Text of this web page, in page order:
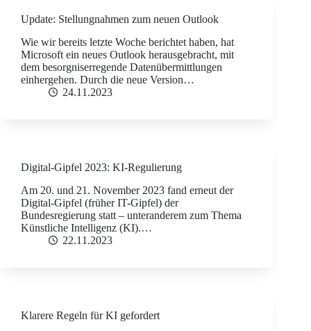
Update: Stellungnahmen zum neuen Outlook
Wie wir bereits letzte Woche berichtet haben, hat
Microsoft ein neues Outlook herausgebracht, mit
dem besorgniserregende Datenübermittlungen
einhergehen. Durch die neue Version…
24.11.2023
Digital-Gipfel 2023: KI-Regulierung
Am 20. und 21. November 2023 fand erneut der
Digital-Gipfel (früher IT-Gipfel) der
Bundesregierung statt – unteranderem zum Thema
Künstliche Intelligenz (KI).…
22.11.2023
Klarere Regeln für KI gefordert